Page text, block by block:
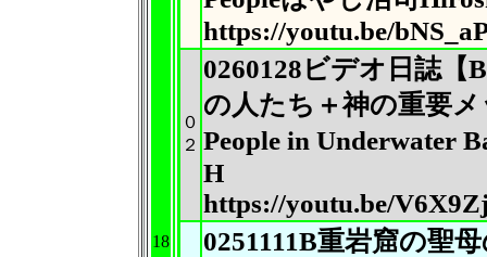
18
https://youtu.be/
０
２
0260128ビデオ日誌【
の人たち＋神の重要
People in Underwater
H
https://youtu.be/
0251111B重岩窟の聖